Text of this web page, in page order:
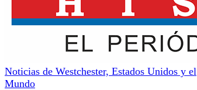
Noticias de Westchester, Estados Unidos y el
Mundo